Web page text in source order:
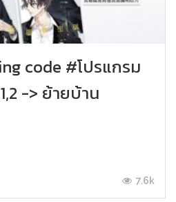
code #โปรแกรม
-> ย้ายบ้าน
7.6k